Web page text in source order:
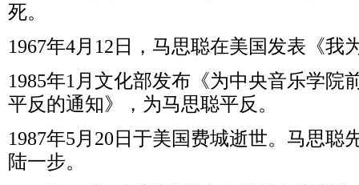
死。
1967年4月12日，马思聪在美国发表《我
1985年1月文化部发布《为中央音乐学院
平反的通知》，为马思聪平反。
1987年5月20日于美国费城逝世。马思聪
陆一步。